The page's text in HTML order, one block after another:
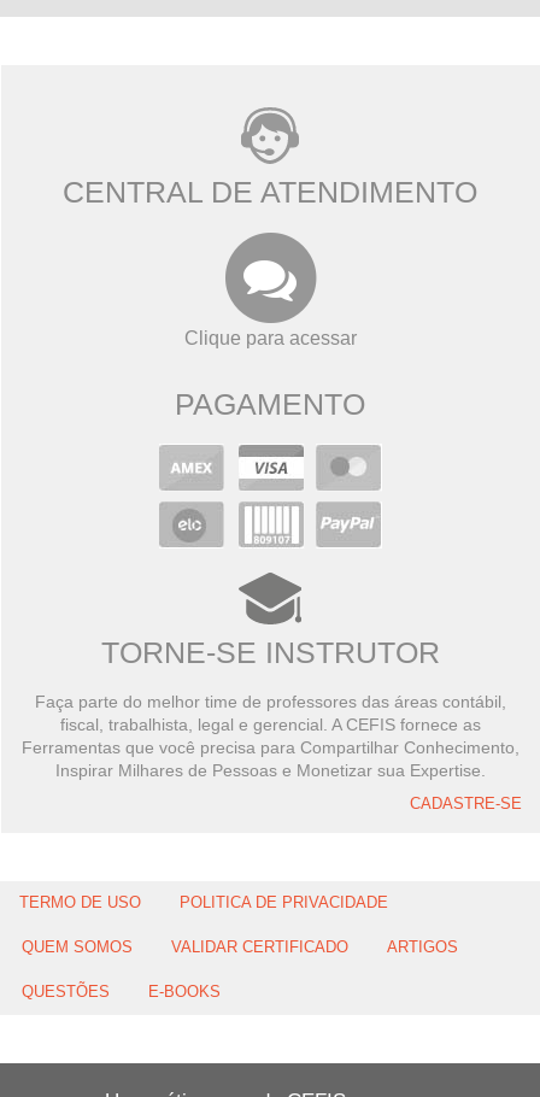
CENTRAL DE ATENDIMENTO
Clique para acessar
PAGAMENTO
TORNE-SE INSTRUTOR
Faça parte do melhor time de professores das áreas contábil,
fiscal, trabalhista, legal e gerencial. A CEFIS fornece as
Ferramentas que você precisa para Compartilhar Conhecimento,
Inspirar Milhares de Pessoas e Monetizar sua Expertise.
CADASTRE-SE
TERMO DE USO POLITICA DE PRIVACIDADE
QUEM SOMOS VALIDAR CERTIFICADO ARTIGOS
QUESTÕES E-BOOKS